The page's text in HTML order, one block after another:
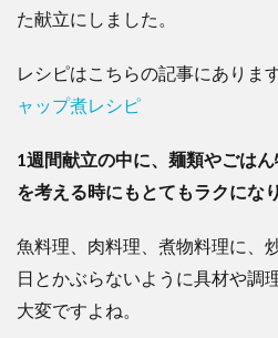
た献立にしました。
レシピはこちらの記事にありま
ャップ煮レシピ
1週間献立の中に、麺類やごは
を考える時にもとてもラクにな
魚料理、肉料理、煮物料理に、
日とかぶらないように具材や調
大変ですよね。